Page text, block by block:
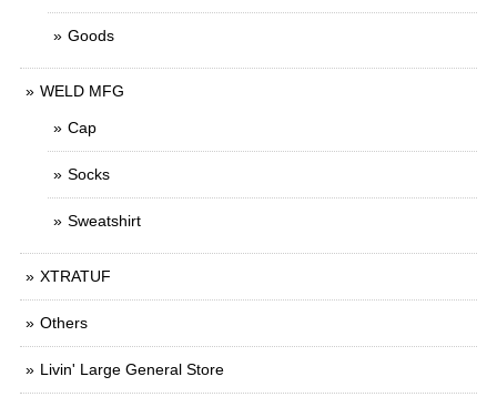
Goods
WELD MFG
Cap
Socks
Sweatshirt
XTRATUF
Others
Livin' Large General Store